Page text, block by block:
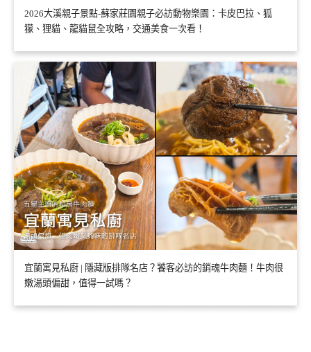
2026大溪親子景點-蘇家莊園親子必訪動物樂園：卡皮巴拉、狐
獴、狸貓、龍貓鼠全攻略，交通美食一次看！
宜蘭寓見私廚 | 隱藏版排隊名店？饕客必訪的銷魂牛肉麵！牛肉很
嫩湯頭偏甜，值得一試嗎？